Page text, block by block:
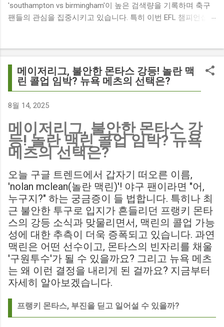
'southampton vs birmingham'이 높은 검색량을 기록하며 축구
팬들의 관심을 집중시키고 있습니다. 특히 이번 EFL 챔피언십
다음과 같습니다. The 9 players set to miss Southampton v
Birmingham City ft £7m striker Damion Downs : 사우스햄튼과
버밍엄 시티 경기에서 총 9명의 선수가 결장할 예정이며, 특히
700만 파운드 스트라이커 데미언 다운스의 결장은 사우스햄튼
Birmingham City LIVE Score Updates in EFL Championship
Match : 경기 당일 실시간 스코어 업데이트를 제공하는 뉴스로,
팬들의 높은 관심도를 반영합니다. Chris Davies: Birmingham
City boss says his side have to try to "be themselves" away
from home : 버밍엄 시티의 크리스 데이비스 감독은 원정 경기
에서 팀 고유의 색깔을 유지하는 것이 중요하다고 강조했습니
다. ...
메이저리그, 불안한 몬타스 강등! 놀란 맥
린 콜업 임박? 뉴욕 메츠의 선택은?
8월 14, 2025
메이저리그, 불안한 몬타스 강
등! 놀란 맥린 콜업 임박? 뉴욕
메츠의 선택은?
오늘 구글 트렌드에서 갑자기 떠오른 이름,
'nolan mclean(놀란 맥린)'! 야구 팬이라면 "어,
누구지?" 하는 궁금증이 들 법합니다. 특히나 최
근 불안한 투구로 입지가 흔들리던 프랭키 몬타
스의 강등 소식과 맞물리면서, 맥린의 콜업 가능
성에 대한 추측이 더욱 증폭되고 있습니다. 과연
맥린은 어떤 선수이고, 몬타스의 빈자리를 채울
'구원투수'가 될 수 있을까요? 그리고 뉴욕 메츠
는 왜 이런 결정을 내리게 된 걸까요? 지금부터
자세히 알아보겠습니다.
프랭키 몬타스, 부진을 딛고 일어설 수 있을까?